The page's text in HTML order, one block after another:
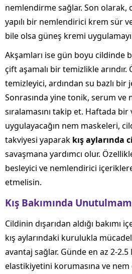
nemlendirme sağlar. Son olarak,
yapılı bir nemlendirici krem sür
bile olsa güneş kremi
Akşamları ise gün boyu cildinde
çift aşamalı bir temizlikle arındır.
temizleyici, ardından su bazlı bir
Sonrasında yine tonik, serum ve
sıralamasını takip et. Haftada bir
uygulayacağın nem maskeleri,
takviyesi yaparak kış aylarında
savaşmana yardımcı olur.
besleyici ve nemlendirici
etmelisin.
Kış Bakımında
Cildinin dışarıdan aldığı bakımı
kış aylarındaki kurulukla
avantaj sağlar. Günde en az 2-
elastikiyetini korumasına ve nem